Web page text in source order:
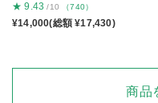
★ 9.43 /10 （740）
¥14,000(総額 ¥17,430)
商品